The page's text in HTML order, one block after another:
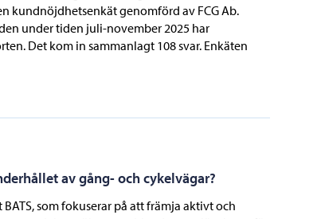
kundnöjdhetsenkät genomförd av FCG Ab.
under tiden juli-november 2025 har
Det kom in sammanlagt 108 svar. Enkäten
av gång- och cykelvägar?
som fokuserar på att främja aktivt och